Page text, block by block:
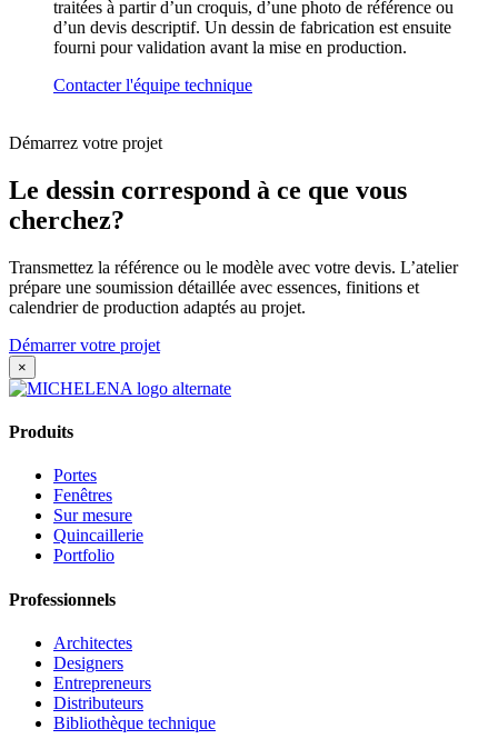
traitées à partir d’un croquis, d’une photo de référence ou
d’un devis descriptif. Un dessin de fabrication est ensuite
fourni pour validation avant la mise en production.
Contacter l'équipe technique
Démarrez votre projet
Le dessin correspond à ce que vous
cherchez?
Transmettez la référence ou le modèle avec votre devis. L’atelier
prépare une soumission détaillée avec essences, finitions et
calendrier de production adaptés au projet.
Démarrer votre projet
×
Produits
Portes
Fenêtres
Sur mesure
Quincaillerie
Portfolio
Professionnels
Architectes
Designers
Entrepreneurs
Distributeurs
Bibliothèque technique